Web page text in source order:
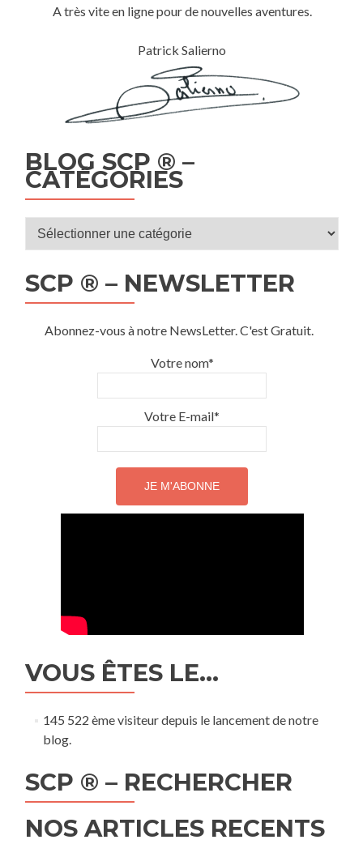
A très vite en ligne pour de nouvelles aventures.
Patrick Salierno
BLOG SCP ® –
CATÉGORIES
Blog
–
Catégories
SCP ® – NEWSLETTER
Abonnez-vous à notre NewsLetter. C'est Gratuit.
Votre nom*
Votre E-mail*
VOUS ÊTES LE…
145 522 ème visiteur depuis le lancement de notre
blog.
SCP ® – RECHERCHER
NOS ARTICLES RECENTS